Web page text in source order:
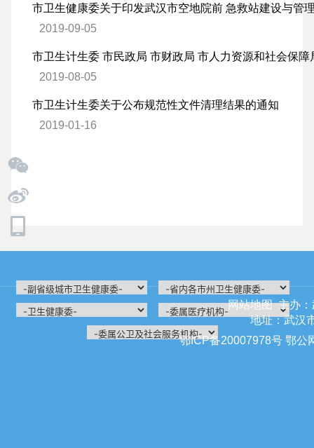
市卫生健康委关于印发武汉市空地院前 急救站建设与管
2019-09-05
2019-08-05
市卫生计生委关于公布规范性文件清理结果的通知
2019-01-16
网站地图主办：
地址：武汉
鄂ICP备20007978号 鄂公